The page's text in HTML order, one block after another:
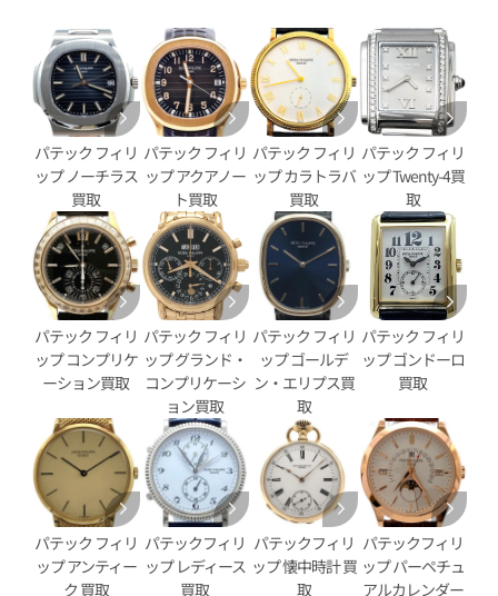
日時点の参考買取価格です
8,860,000円
※2026年7月27日時点の参考
リップ アクアノート ラージ
1A-010
日時点の参考買取価格です
パテック フィリップ アクア
5066A-001 ブラック
参考買取価格
6,939,000 円
※2026年4月9日時点の参考買
パテック フィリ
ップ ノーチラス
買取
パテック フィリ
ップ アクアノー
ト買取
パテック フィリ
ップ カラトラバ
買取
パテック フィリ
ップ Twenty-4買
取
パテック フィリ
ップ コンプリケ
ーション買取
パテック フィリ
ップ グランド・
コンプリケーシ
ョン買取
パテック フィリ
ップ ゴールデ
ン・エリプス買
取
パテック フィリ
ップ ゴンドーロ
買取
パテック フィリ
ップ アンティー
ク 買取
パテックフィリ
ップ レディース
買取
パテックフィリ
ップ 懐中時計 買
取
パテックフィリ
ップ パーペチュ
アルカレンダー